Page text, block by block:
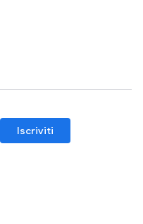
Iscriviti